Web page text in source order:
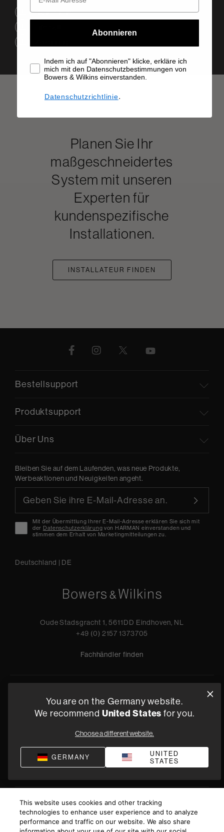
Handbücher
Planen Sie Ihr
maßgeschneidertes
System mit unseren
Experten für
kundenspezifische
Installationen.
INSTALLATEUR FINDEN
Bestellsupport
Produktsupport
Über Uns
Bleiben Sie auf dem Laufenden, was neue Produkte,
Werbeaktionen und Neuigkeiten angeht.
Mit der Übermittlung Ihrer E-Mail-Adresse erklären Sie sich mit
der Datenschutzerklärung von HARMAN einverstanden und
stimmen dem Erhalt von Marketingmitteilungen zu.
Deutschland | DE
Oude Stadsgracht 1, 5611DD Eindhoven, NL
+49 (0) 2157 1373705
Fachhändler finden
Datenschutz Verkaufsbedingungen Impressum
Compliance
Geschäftsbedingungen von Versorgung
rights reserved.
You are on the Germany website.
We recommend United States for you.
Choose a different website.
GERMANY
UNITED
STATES
This website uses cookies and other tracking
technologies to enhance user experience and to analyze
performance and traffic on our website. We also share
Abonnieren
Indem ich auf "Abonnieren" klicke, erkläre ich
mich mit den Datenschutzbestimmungen von
Bowers & Wilkins einverstanden.
Datenschutzrichtlinie.